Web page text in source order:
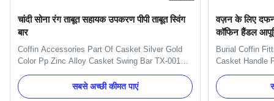
चांदी सोना रंग ताबूत सहायक उपकरण पीपी ताबूत स्विंग
बार
Coffin Accessories Part Of Casket Silver Gold
Color Pp Zinc Alloy Casket Swing Bar TX-001
Product Description: Item Name TX-001 Material
Plastic(PP,ABS) Color Gold, silver, copper, as
your order Delivery Time 30 days after the order
सबसे अच्छी कीमत पाएं
वज़न के लिए
कॉफिन हैंडल
Burial Coffin
Casket Handle
H9020 handle
and nuts. And
Item Name TX-